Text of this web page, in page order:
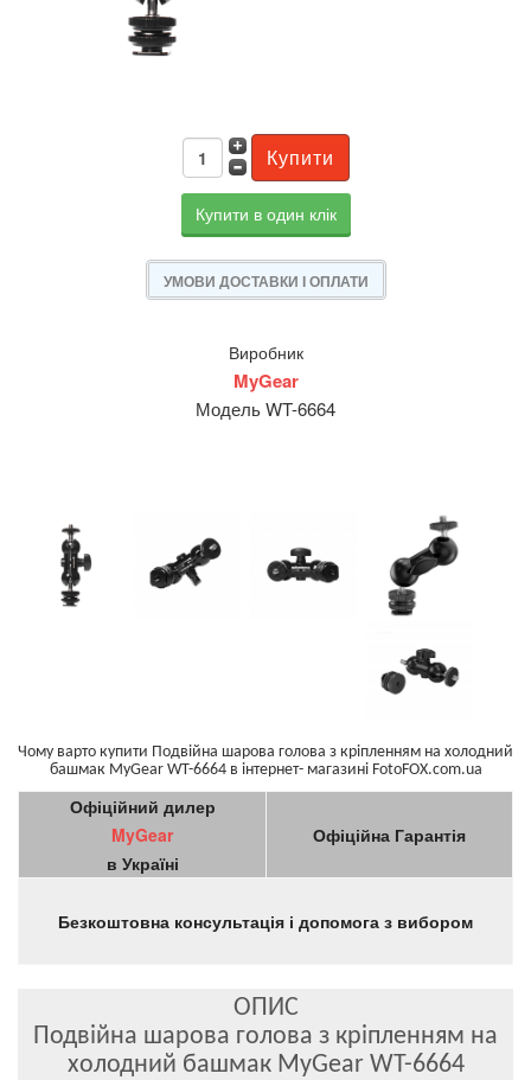
Купити в один клік
УМОВИ ДОСТАВКИ І ОПЛАТИ
Виробник
MyGear
Модель WT-6664
Чому варто купити Подвійна шарова голова з кріпленням на холодний
башмак MyGear WT-6664 в інтернет- магазині FotoFOX.com.ua
Офіційний дилер
MyGear
в Україні
Офіційна Гарантія
Безкоштовна консультація і допомога з вибором
ОПИС
Подвійна шарова голова з кріпленням на
холодний башмак MyGear WT-6664